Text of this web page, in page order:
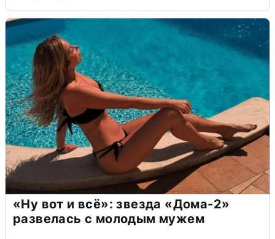
«Ну вот и всё»: звезда «Дома-2»
развелась с молодым мужем